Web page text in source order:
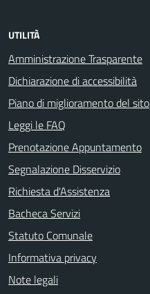
UTILITÀ
Amministrazione Trasparente
Dichiarazione di accessibilità
Piano di miglioramento del sito
Leggi le FAQ
Prenotazione Appuntamento
Segnalazione Disservizio
Richiesta d'Assistenza
Bacheca Servizi
Statuto Comunale
Informativa privacy
Note legali